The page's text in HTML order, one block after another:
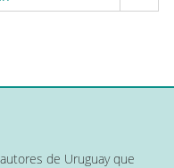
de Uruguay que